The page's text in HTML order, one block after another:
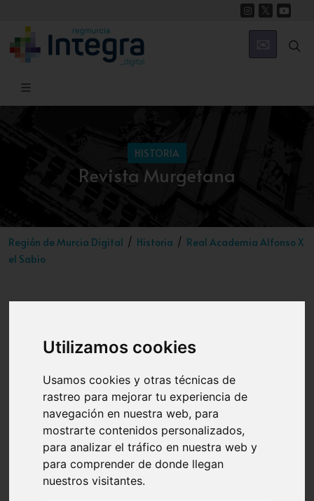
Utilizamos cookies
Usamos cookies y otras técnicas de
rastreo para mejorar tu experiencia de
navegación en nuestra web, para
mostrarte contenidos personalizados,
para analizar el tráfico en nuestra web y
para comprender de donde llegan
nuestros visitantes.
HISTORIA
Revista Murgetana
Región de Murcia Digital Historia
Real Academia Alfonso X
el Sabio
Normas para los originales
Índice de artículos por
temática; iniciales: